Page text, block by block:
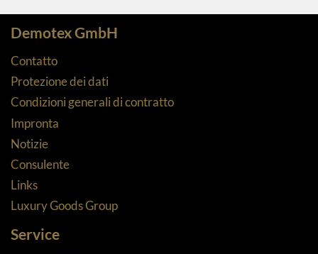
Demotex GmbH
Contatto
Protezione dei dati
Condizioni generali di contratto
Impronta
Notizie
Consulente
Links
Luxury Goods Group
Service